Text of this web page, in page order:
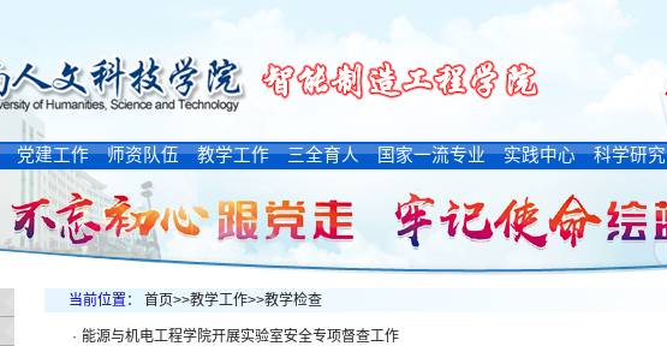
党建工作 师资队伍 教学工作 三全育人 国家一流专业 实践中心 科学研究
当前位置： 首页>>教学工作>>教学检查
· 能源与机电工程学院开展实验室安全专项督查工作